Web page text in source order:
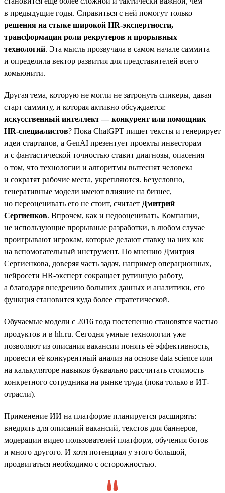
в предыдущие годы. Справиться с ней помогут только
решения на стыке широкой HR-экспертности,
трансформации роли рекрутеров и прорывных
технологий. Эта мысль прозвучала в самом начале саммита
и определила вектор развития для представителей всего
комьюнити.
Другая тема, которую не могли не затронуть спикеры, давая
старт саммиту, и которая активно обсуждается:
искусственный интеллект — конкурент или помощник
HR-специалистов? Пока ChatGPT пишет тексты и генерирует
идеи стартапов, а GenAI презентует проекты инвесторам
и с фантастической точностью ставит диагнозы, опасения
о том, что технологии и алгоритмы вытеснят человека
и сократят рабочие места, укрепляются. Безусловно,
генеративные модели имеют влияние на бизнес,
но переоценивать его не стоит, считает Дмитрий
Сергиенков. Впрочем, как и недооценивать. Компании,
не использующие прорывные разработки, в любом случае
проигрывают игрокам, которые делают ставку на них как
на вспомогательный инструмент. По мнению Дмитрия
Сергиенкова, доверяя часть задач, например операционных,
нейросети HR-эксперт сокращает рутинную работу,
а благодаря внедрению больших данных и аналитики, его
функция становится куда более стратегической.
Обучаемые модели с 2016 года постепенно становятся частью
продуктов и в hh.ru. Сегодня умные технологии уже
позволяют из описания вакансии понять её эффективность,
провести её конкурентный анализ на основе data science или
на калькуляторе навыков буквально рассчитать стоимость
конкретного сотрудника на рынке труда (пока только в ИТ-
отрасли).
Применение ИИ на платформе планируется расширять:
внедрять для описаний вакансий, текстов для баннеров,
модерации видео пользователей платформ, обучения ботов
и много другого. И хотя потенциал у этого большой,
продвигаться необходимо с осторожностью.